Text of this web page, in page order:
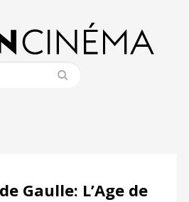
Gaulle: L’Age de